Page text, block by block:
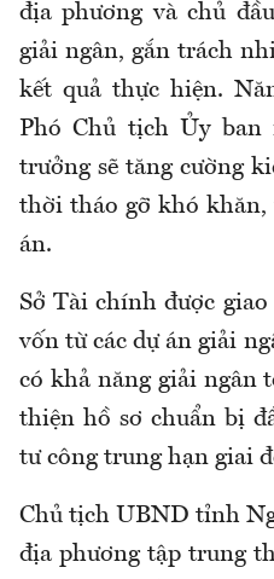
địa phương và chủ
giải ngân, gắn trách
kết quả thực hiện.
Phó Chủ tịch Ủy
trưởng sẽ tăng cường
thời tháo gỡ khó khăn,
án.
Sở Tài chính được
vốn từ các dự án giải
có khả năng giải ngân
thiện hồ sơ chuẩn bị
tư công trung hạn giai
Chủ tịch UBND tỉnh
địa phương tập trung